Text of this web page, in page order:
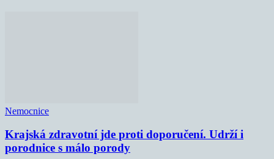
Nemocnice
Krajská zdravotní jde proti doporučení. Udrží i
porodnice s málo porody